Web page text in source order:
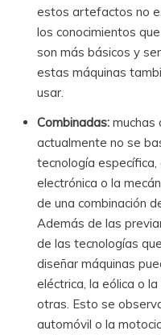
estos artefactos no
los conocimientos
son más básicos y
estas máquinas
usar.
Combinadas:muchas
actualmente no se
tecnología
electrónica o la
de una combinación
Además de las
de las tecnologías
diseñar máquinas
eléctrica, la eólica o
otras. Esto se
automóvil o la